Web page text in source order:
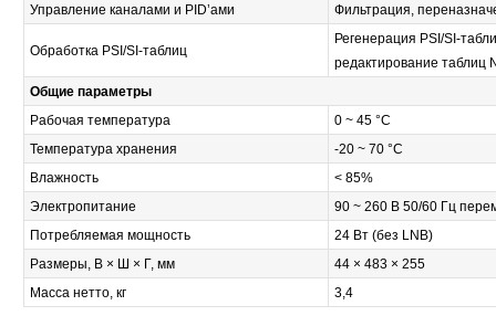
Управление каналами и PID’ами
Фильтрация,
Обработка PSI/SI-таблиц
Регенерация PSI/SI-
редактирование таблиц
Общие параметры
Рабочая температура
0 ~ 45 °С
Температура хранения
-20 ~ 70 °С
Влажность
< 85%
Электропитание
90 ~ 260 В 50/60 Гц
Потребляемая мощность
24 Вт (без LNB)
Размеры, В × Ш × Г, мм
44 × 483 × 255
Масса нетто, кг
3,4